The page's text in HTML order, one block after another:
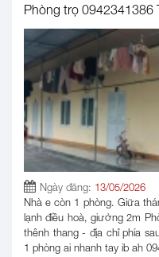
Phòng trọ 0942341386
Ngày đăng: 13/05/2026
Nhà e còn 1 phòng. Giữa
lạnh điều hoà, giường 2m
thênh thang - địa chỉ phía
1 phòng ai nhanh tay ib ah